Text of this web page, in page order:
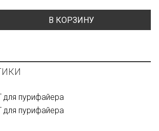
В КОРЗИНУ
для пурифайера
для пурифайера